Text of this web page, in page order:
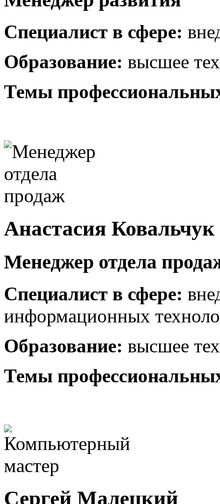
Специалист в сфере:
Образование: высшее
Темы
Анастасия Ковальчук
Менеджер отдела
Специалист в сфере:
информационных
Образование: высшее
Темы
Сергей Малецкий